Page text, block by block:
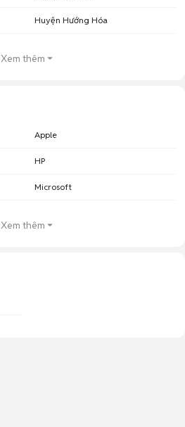
Huyện Hướng Hóa
Xem thêm
Apple
HP
Microsoft
Xem thêm